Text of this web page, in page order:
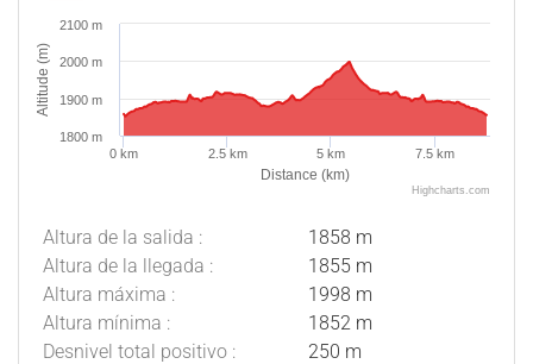
Distance (km)
Altitude (m)
0 km 2.5 km 5 km 7.5 km
1800 m
1900 m
2000 m
2100 m
Highcharts.com
Altura de la salida :
1858 m
Altura de la llegada :
1855 m
Altura máxima :
1998 m
Altura mínima :
1852 m
Desnivel total positivo :
250 m